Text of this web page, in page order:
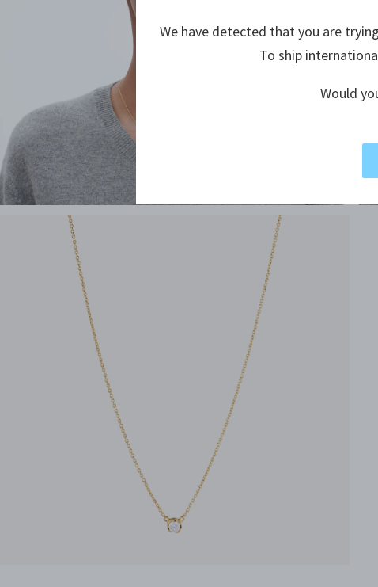
We have detected that you are
To ship
Would